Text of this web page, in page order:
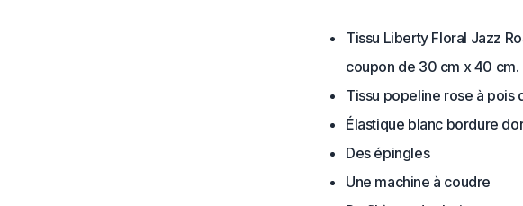
Tissu Liberty Floral Jazz
coupon de 30 cm x 40 cm.
Tissu popeline rose à pois
Élastique blanc bordure
Des épingles
Une machine à coudre